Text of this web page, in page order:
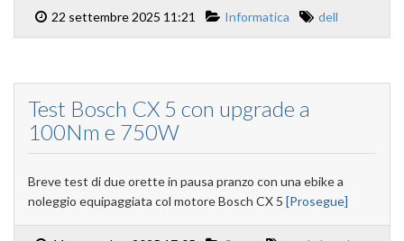
22 settembre 2025 11:21 Informatica dell
Test Bosch CX 5 con upgrade a
100Nm e 750W
Breve test di due orette in pausa pranzo con una ebike a
noleggio equipaggiata col motore Bosch CX 5 [Prosegue]